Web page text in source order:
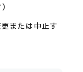
または中止す